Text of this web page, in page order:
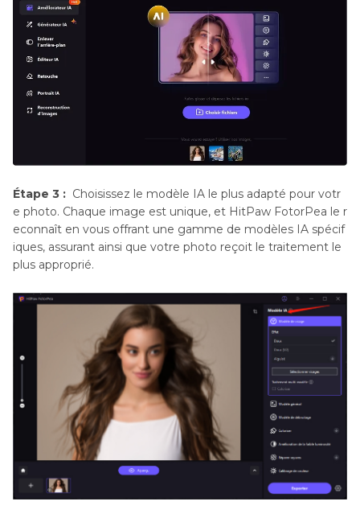
Étape 3 : Choisissez le modèle IA le plus adapté pour votr
e photo. Chaque image est unique, et HitPaw FotorPea le r
econnaît en vous offrant une gamme de modèles IA spécif
iques, assurant ainsi que votre photo reçoit le traitement le
plus approprié.